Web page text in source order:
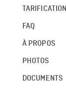
TARIFICATION
FAQ
À PROPOS
PHOTOS
DOCUMENTS